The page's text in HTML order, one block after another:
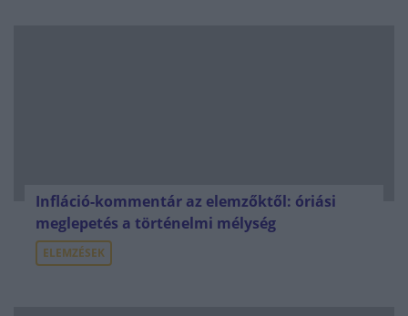
Infláció-kommentár az elemzőktől: óriási
meglepetés a történelmi mélység
ELEMZÉSEK